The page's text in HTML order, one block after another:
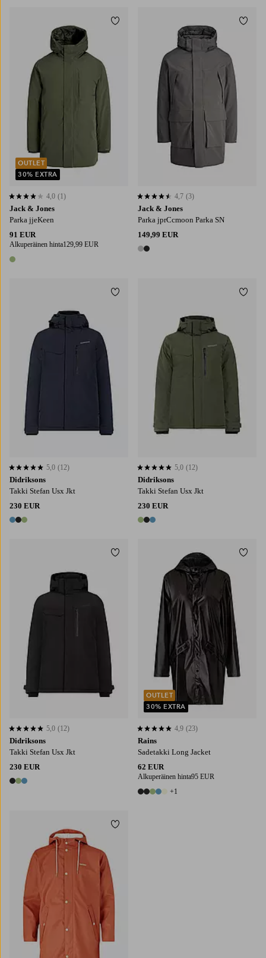
Jack & Jones
Parka jjeKeen
91 EUR
Alkuperäinen hinta129,99 EUR
1 väri
4,0 perustuen 1 arvosanaan
4,0 (1)
OUTLET
30% EXTRA
Lisää suosikkeihin
Jack & Jones
Parka jprCcmoon Parka SN
149,99 EUR
2 värejä
4,7 perustuen 3 arvosanaan
4,7 (3)
Didriksons
Takki Stefan Usx Jkt
230 EUR
3 värejä
5,0 perustuen 12 arvosanaan
5,0 (12)
Lisää suosikkeihin
Didriksons
Takki Stefan Usx Jkt
230 EUR
3 värejä
5,0 perustuen 12 arvosanaan
5,0 (12)
Didriksons
Takki Stefan Usx Jkt
230 EUR
3 värejä
5,0 perustuen 12 arvosanaan
5,0 (12)
Lisää suosikkeihin
Rains
Sadetakki Long Jacket
62 EUR
Alkuperäinen hinta95 EUR
6 värejä
+1
4,9 perustuen 23 arvosanaan
4,9 (23)
OUTLET
30% EXTRA
XL
Lisää suosikkeihin